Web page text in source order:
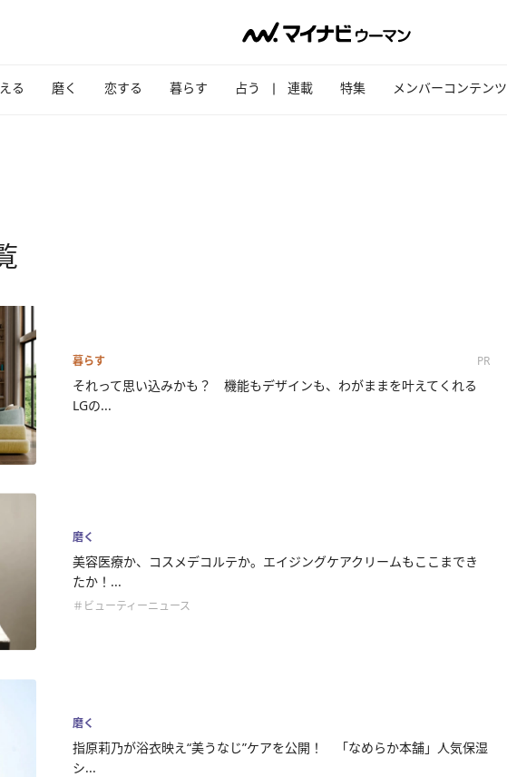
る 磨く 恋する 暮らす 占う 連載 特集 メンバーコンテンツ
暮らす PR
それって思い込みかも？ 機能もデザインも、わがままを叶えてくれる
LGの...
磨く
美容医療か、コスメデコルテか。エイジングケアクリームもここまでき
たか！...
＃ビューティーニュース
磨く
指原莉乃が浴衣映え“美うなじ”ケアを公開！ 「なめらか本舗」人気保湿
シ...